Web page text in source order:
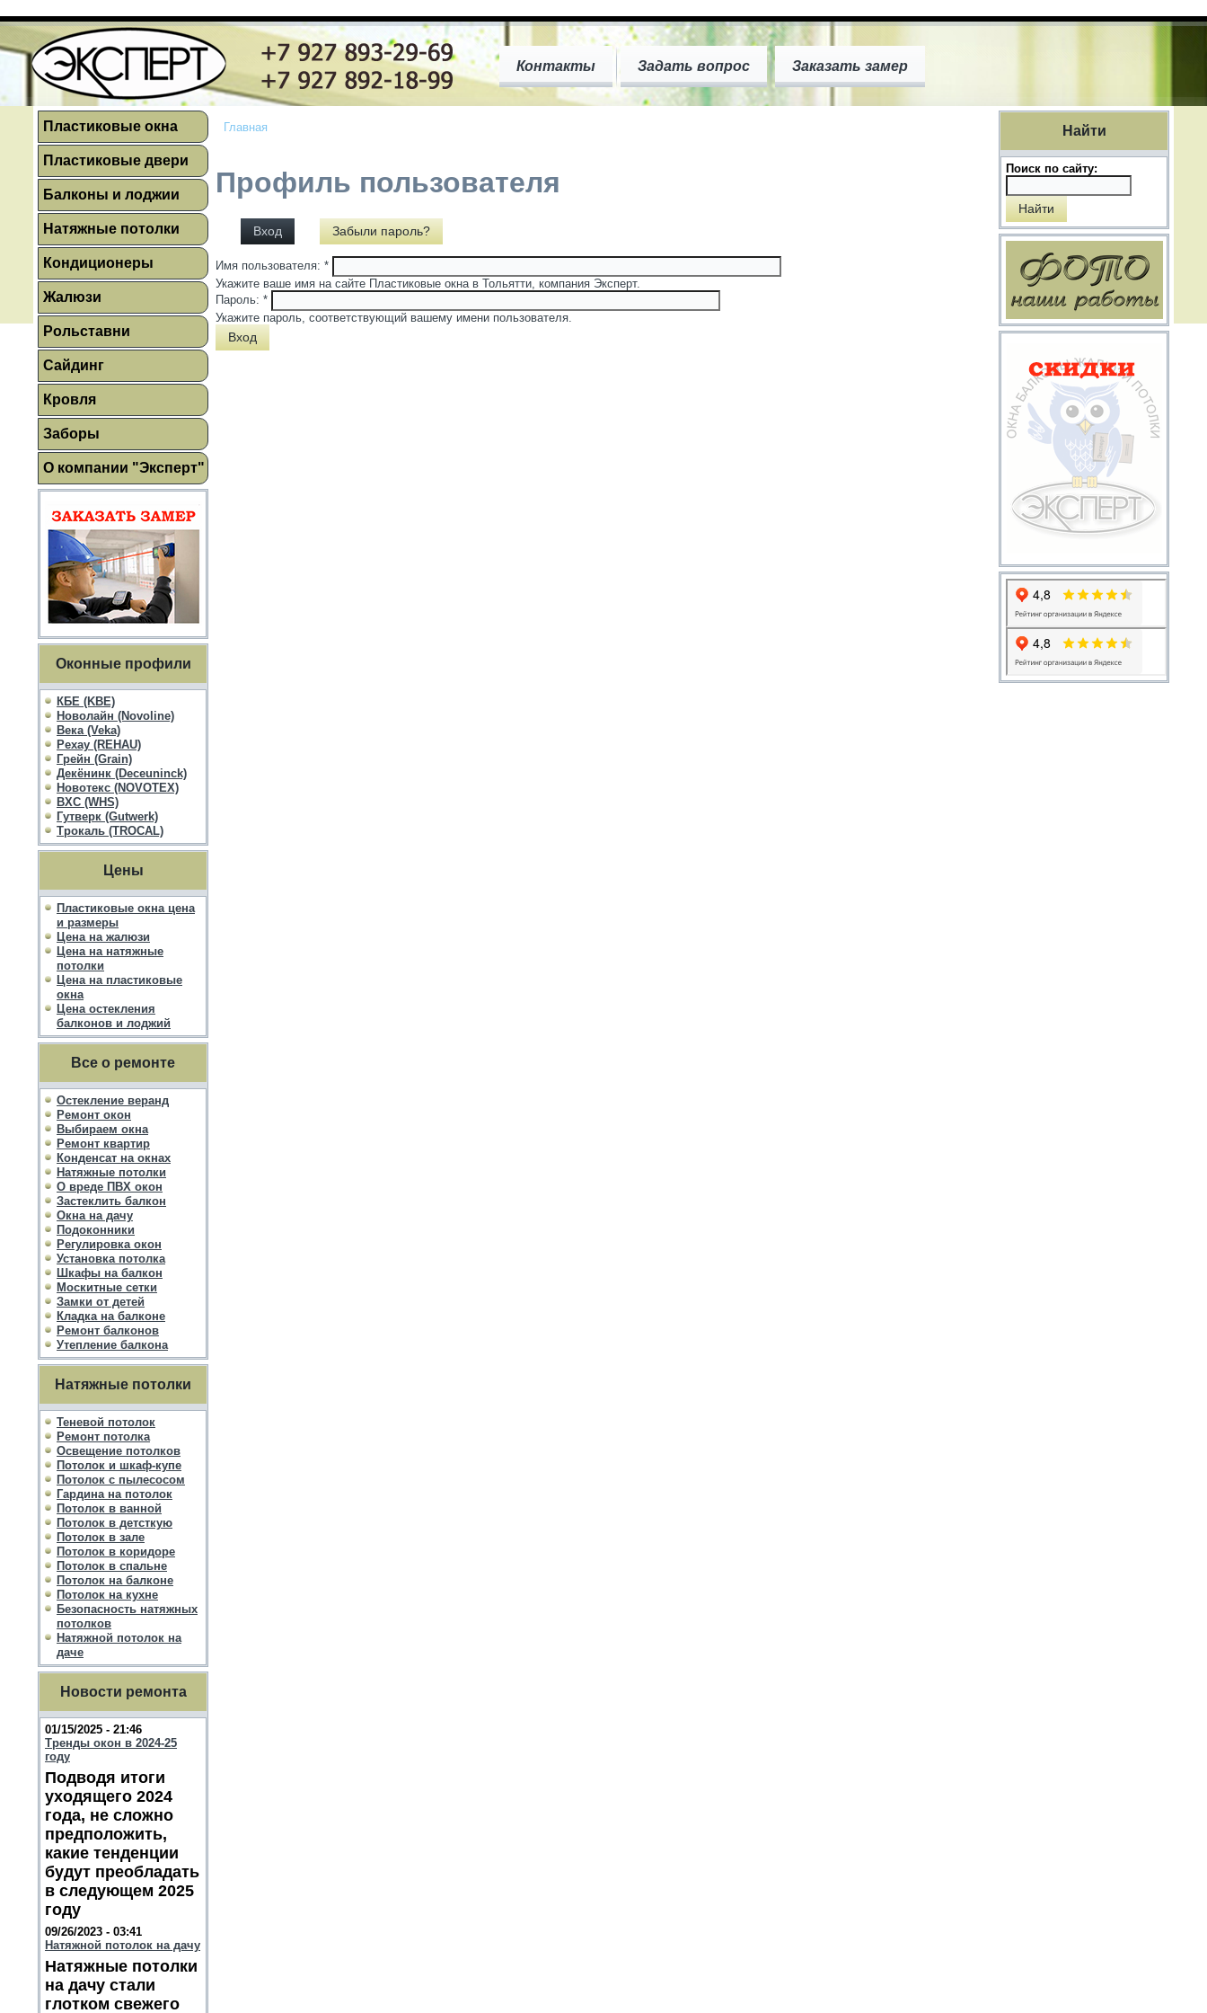
Контакты Задать вопрос Заказать замер
Пластиковые окна
Пластиковые двери
Балконы и лоджии
Натяжные потолки
Кондиционеры
Жалюзи
Рольставни
Сайдинг
Кровля
Заборы
О компании "Эксперт"
Оконные профили
КБЕ (KBE)
Новолайн (Novoline)
Века (Veka)
Рехау (REHAU)
Грейн (Grain)
Декёнинк (Deceuninck)
Новотекс (NOVOTEX)
ВХС (WHS)
Гутверк (Gutwerk)
Трокаль (TROCAL)
Цены
Пластиковые окна цена
и размеры
Цена на жалюзи
Цена на натяжные
потолки
Цена на пластиковые
окна
Цена остекления
балконов и лоджий
Все о ремонте
Остекление веранд
Ремонт окон
Выбираем окна
Ремонт квартир
Конденсат на окнах
Натяжные потолки
О вреде ПВХ окон
Застеклить балкон
Окна на дачу
Подоконники
Регулировка окон
Установка потолка
Шкафы на балкон
Москитные сетки
Замки от детей
Кладка на балконе
Ремонт балконов
Утепление балкона
Натяжные потолки
Теневой потолок
Ремонт потолка
Освещение потолков
Потолок и шкаф-купе
Потолок с пылесосом
Гардина на потолок
Потолок в ванной
Потолок в детсткую
Потолок в зале
Потолок в коридоре
Потолок в спальне
Потолок на балконе
Потолок на кухне
Безопасность натяжных
потолков
Натяжной потолок на
даче
Новости ремонта
01/15/2025 - 21:46
Тренды окон в 2024-25
году
Подводя итоги
уходящего 2024
года, не сложно
предположить,
какие тенденции
будут преобладать
в следующем 2025
году
09/26/2023 - 03:41
Натяжной потолок на дачу
Натяжные потолки
на дачу стали
глотком свежего
Главная
Профиль пользователя
Вход Забыли пароль?
Имя пользователя: *
Укажите ваше имя на сайте Пластиковые окна в Тольятти, компания Эксперт.
Пароль: *
Укажите пароль, соответствующий вашему имени пользователя.
Найти
Поиск по сайту: